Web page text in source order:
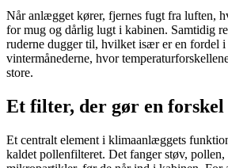
Når anlægget kører, fjernes fugt fra luften,
for mug og dårlig lugt i kabinen. Samtidig
ruderne dugger til, hvilket især er en fordel i
vintermånederne, hvor
store.
Et filter, der gør en forskel
Et centralt element i klimaanlæggets
kaldet pollenfilteret. Det fanger støv, pollen,